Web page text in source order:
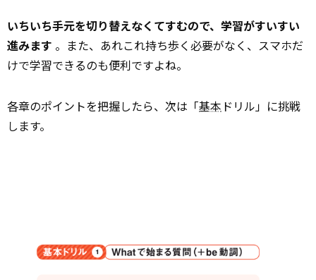
いちいち手元を切り替えなくてすむので、学習がすいすい
進みます 。また、あれこれ持ち歩く必要がなく、スマホだ
けで学習できるのも便利ですよね。
各章のポイントを把握したら、次は「基本 ドリル」に挑戦
します。